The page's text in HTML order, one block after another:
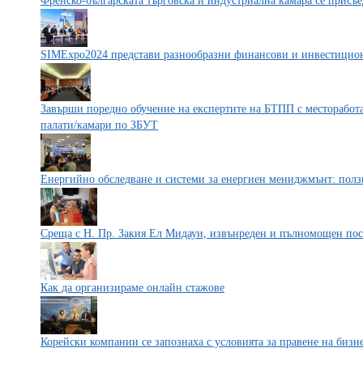
SIMExpo2024 представи разнообразни финансови и
Завърши поредно обучение на експертите на БТПП с
палати/камари по ЗБУТ
Енергийно обследване и системи за енергиен мениджмънт:
Среща с Н. Пр. Закия Ел Мидауи, извънреден и пълномощен
Как да организираме онлайн стажове
Корейски компании се запознаха с условията за правене на